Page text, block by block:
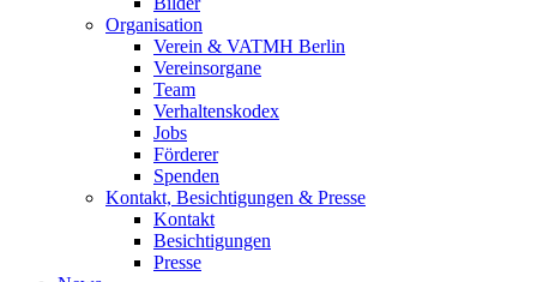
Organisation
Verein & VATMH Berlin
Vereinsorgane
Team
Verhaltenskodex
Jobs
Förderer
Spenden
Kontakt, Besichtigungen & Presse
Kontakt
Besichtigungen
Presse